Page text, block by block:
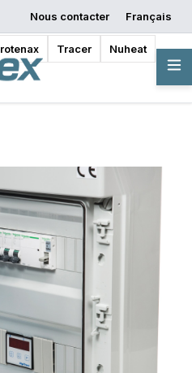
Tracer Nuheat
Nous contacter
Français
Commencer la